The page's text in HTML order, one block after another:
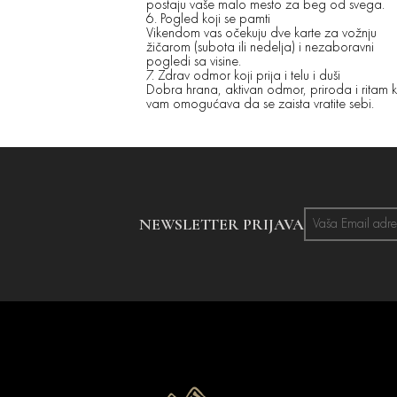
postaju vaše malo mesto za beg od svega.
6. Pogled koji se pamti
Vikendom vas očekuju dve karte za vožnju
žičarom (subota ili nedelja) i nezaboravni
pogledi sa visine.
7. Zdrav odmor koji prija i telu i duši
Dobra hrana, aktivan odmor, priroda i ritam
vam omogućava da se zaista vratite sebi.
NEWSLETTER PRIJAVA